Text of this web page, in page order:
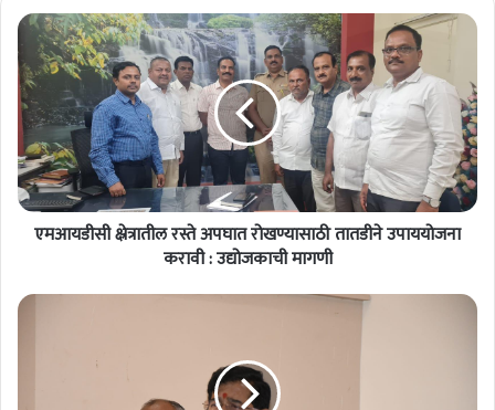
ए
म
आ
य
डी
सी
क्ष्रे
त्रा
ती
अ
एमआयडीसी क्ष्रेत्रातील रस्ते अपघात रोखण्यासाठी तातडीने उपाययोजना
करावी : उद्योजकाची मागणी
कृ